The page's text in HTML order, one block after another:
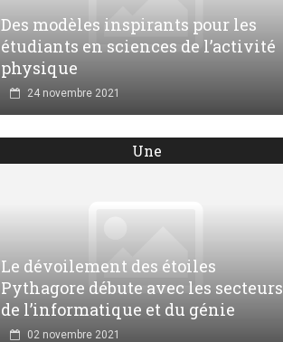
Des modèles inspirants pour les
étudiants en sciences de l’activité
physique
24 novembre 2021
Une
Le dévoilement des étoiles
Pythagore débute avec les secteurs
de l’informatique et du génie
02 novembre 2021